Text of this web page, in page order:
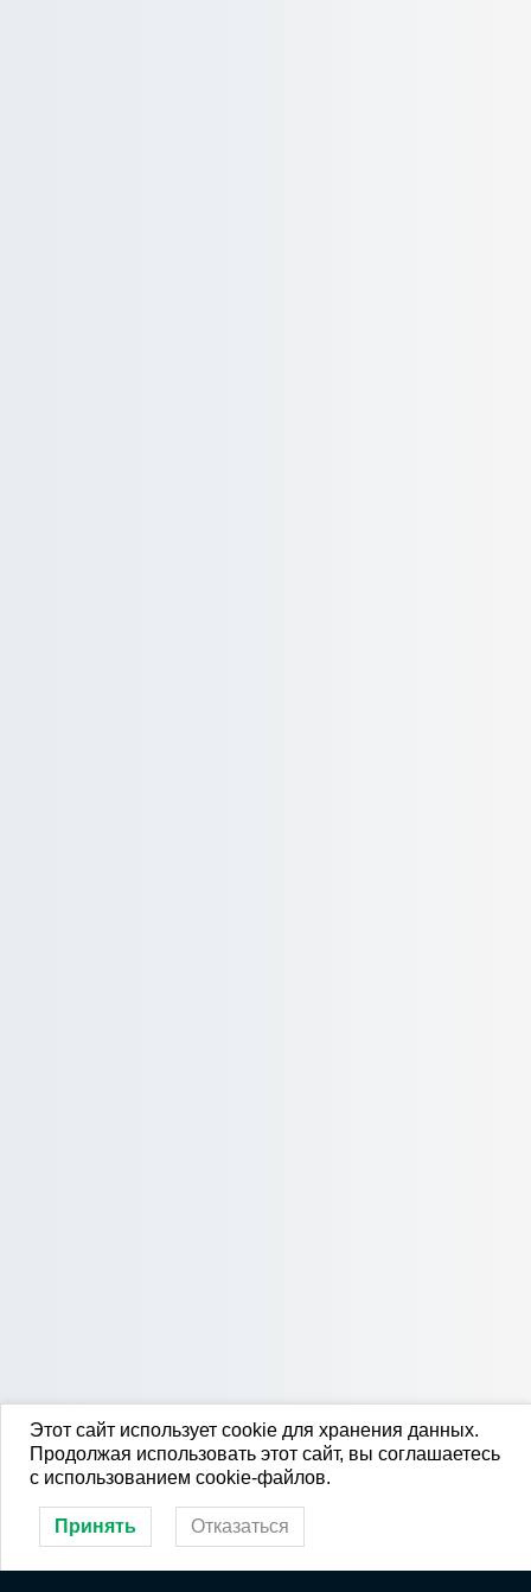
Этот сайт использует cookie для хранения данных.
Продолжая использовать этот сайт, вы соглашаетесь
с использованием cookie-файлов.
Принять Отказаться